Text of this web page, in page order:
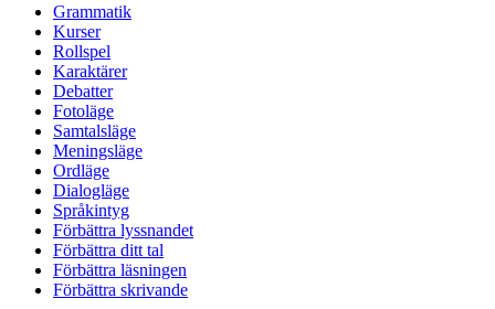
Grammatik
Kurser
Rollspel
Karaktärer
Debatter
Fotoläge
Samtalsläge
Meningsläge
Ordläge
Dialogläge
Språkintyg
Förbättra lyssnandet
Förbättra ditt tal
Förbättra läsningen
Förbättra skrivande